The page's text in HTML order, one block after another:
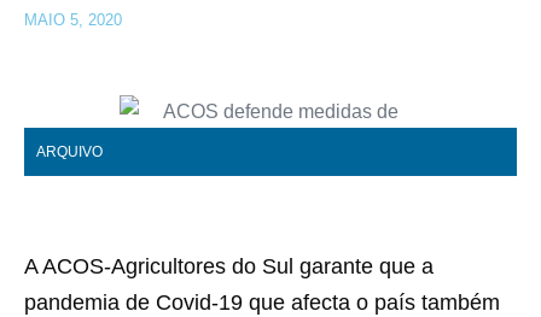
MAIO 5, 2020
ARQUIVO
A ACOS-Agricultores do Sul garante que a
pandemia de Covid-19 que afecta o país também